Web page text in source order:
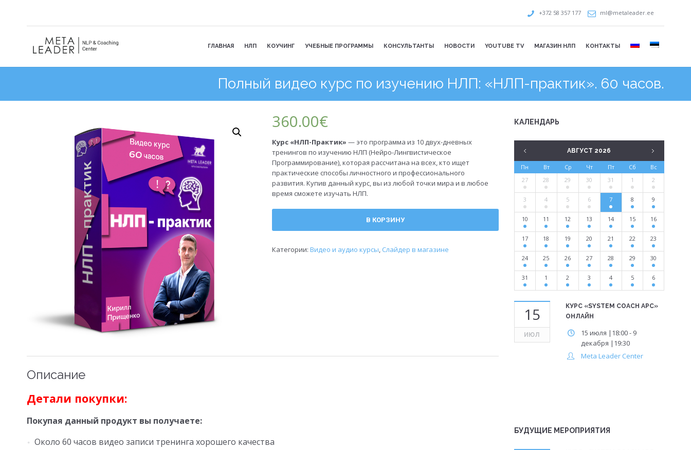
+372 58 357 177 ml@metaleader.ee
ГЛАВНАЯ НЛП КОУЧИНГ УЧЕБНЫЕ ПРОГРАММЫ КОНСУЛЬТАНТЫ НОВОСТИ YOUTUBE TV МАГАЗИН НЛП КОНТАКТЫ
Полный видео курс по изучению НЛП: «НЛП-практик». 60 часов.
360.00€
Курс «НЛП-Практик» — это программа из 10 двух-дневных
тренингов по изучению НЛП (Нейро-Лингвистическое
Программирование), которая рассчитана на всех, кто ищет
практические способы личностного и профессионального
развития. Купив данный курс, вы из любой точки мира и в любое
время сможете изучать НЛП.
В КОРЗИНУ
Категории:Видео и аудио курсы, Слайдер в магазине
Описание
Детали покупки:
Покупая данный продукт вы получаете:
Около 60 часов видео записи тренинга хорошего качества
КАЛЕНДАРЬ
АВГУСТ 2026
Пн Вт Ср Чт Пт Сб
Вс
27
28 29 30 31 1 2
3 4 5 6 7 8 9
10 11 12 13 14 15 16
17 18 19 20 21 22 23
24 25 26 27 28 29 30
31 1 2 3 4 5 6
15
ИЮЛ
КУРС «SYSTEM COACH APC»
ОНЛАЙН
15 июля |18:00- 9
декабря |19:30
Meta Leader Center
БУДУЩИЕ МЕРОПРИЯТИЯ